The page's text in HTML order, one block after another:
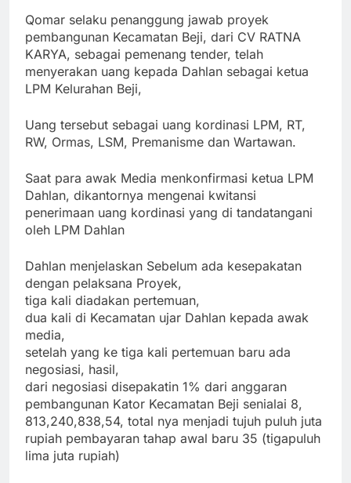
Qomar selaku penanggung jawab proyek
pembangunan Kecamatan Beji, dari CV RATNA
KARYA, sebagai pemenang tender, telah
menyerakan uang kepada Dahlan sebagai ketua
LPM Kelurahan Beji,
Uang tersebut sebagai uang kordinasi LPM, RT,
RW, Ormas, LSM, Premanisme dan Wartawan.
Saat para awak Media menkonfirmasi ketua LPM
Dahlan, dikantornya mengenai kwitansi
penerimaan uang kordinasi yang di tandatangani
oleh LPM Dahlan
Dahlan menjelaskan Sebelum ada kesepakatan
dengan pelaksana Proyek,
tiga kali diadakan pertemuan,
dua kali di Kecamatan ujar Dahlan kepada awak
media,
setelah yang ke tiga kali pertemuan baru ada
negosiasi, hasil,
dari negosiasi disepakatin 1% dari anggaran
pembangunan Kator Kecamatan Beji senialai 8,
813,240,838,54, total nya menjadi tujuh puluh juta
rupiah pembayaran tahap awal baru 35 (tigapuluh
lima juta rupiah)